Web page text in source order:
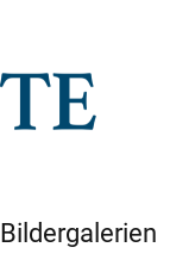
Bildergalerien